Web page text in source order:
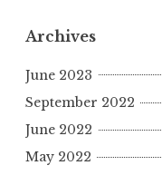
Archives
June 2023
September 2022
June 2022
May 2022